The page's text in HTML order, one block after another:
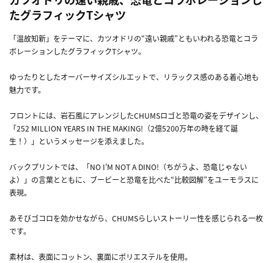
たグラフィックTシャツ
「温故知新」をテーマに、カツオドリの“遠い親戚”ともいわれる恐竜とコラ
ボレーションしたグラフィックTシャツ。
ゆったりとしたオーバーサイズシルエットで、リラックス感のある着心地も
魅力です。
フロントには、岩石風にアレンジしたCHUMSロゴと恐竜の姿をデザインし、
「252 MILLION YEARS IN THE MAKING!（2億5200万年の時を経て誕
生！）」というメッセージを添えました。
バックプリントでは、「NO I'M NOT A DINO!（ちがうよ、恐竜じゃない
よ）」の言葉とともに、ブービーと恐竜を比べた“比較図解”をユーモラスに
表現。
あそびゴコロを効かせながら、CHUMSらしいストーリー性を感じられる一枚
です。
素材は、表面にコットン、裏面にポリエステルを使用。